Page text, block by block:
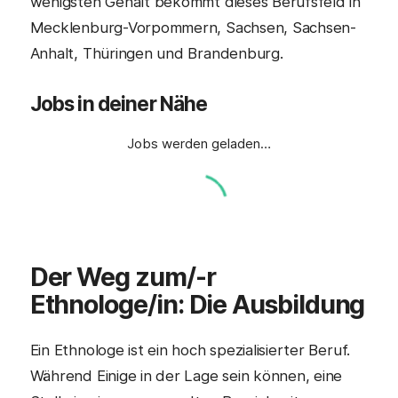
Mecklenburg-Vorpommern, Sachsen, Sachsen-
Anhalt, Thüringen und Brandenburg.
Jobs in deiner Nähe
Jobs werden geladen…
Der Weg zum/-r
Ethnologe/in: Die Ausbildung
Ein Ethnologe ist ein hoch spezialisierter Beruf.
Während Einige in der Lage sein können, eine